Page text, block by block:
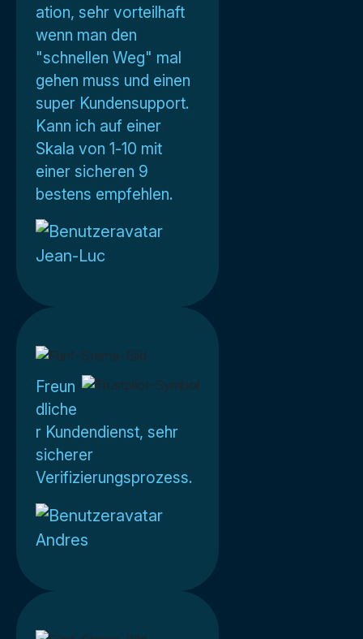
ation, sehr vorteilhaft
wenn man den
"schnellen Weg" mal
gehen muss und einen
super Kundensupport.
Kann ich auf einer
Skala von 1-10 mit
einer sicheren 9
bestens empfehlen.
Jean-Luc
Freun
dliche
r Kundendienst, sehr
sicherer
Verifizierungsprozess.
Andres